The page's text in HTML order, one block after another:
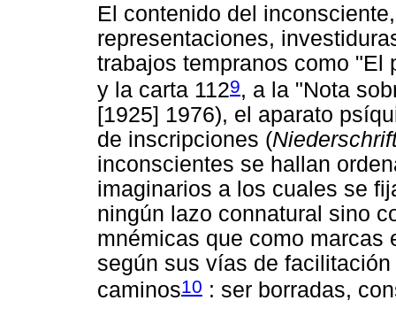
El contenido del
representaciones,
trabajos tempranos como "El
y la carta 1129, a la "Nota
[1925] 1976), el aparato
de inscripciones (
inconscientes se hallan
imaginarios a los cuales se
ningún lazo connatural sino
mnémicas que como marcas
según sus vías de facilitación
caminos10 : ser borradas,